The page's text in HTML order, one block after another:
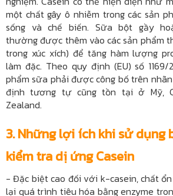
một chất gây ô nhiễm trong các sản
sống và chế biến. Sữa bột gầy
thường được thêm vào các sản phẩm
trong xúc xích) để tăng hàm lượng
làm đặc. Theo quy định (EU) số 1169/
phẩm sữa phải được công bố trên
định tương tự cũng tồn tại ở Mỹ,
Zealand.
3. Những lợi ích khi sử dụng
kiểm tra dị ứng Casein
-Đặc biệt cao đối với k-casein, chất
lại quá trình tiêu hóa bằng enzyme